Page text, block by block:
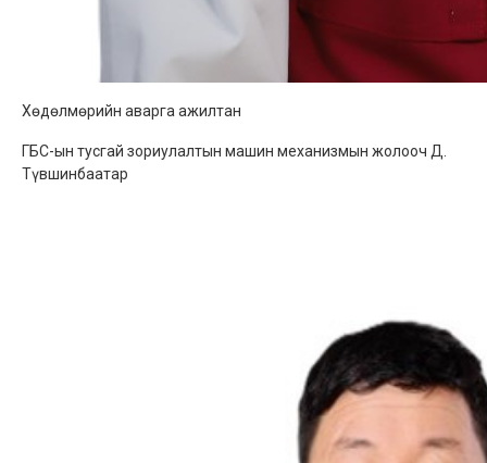
Хөдөлмөрийн аварга ажилтан
ГБС-ын тусгай зориулалтын машин механизмын жолооч Д.
Түвшинбаатар